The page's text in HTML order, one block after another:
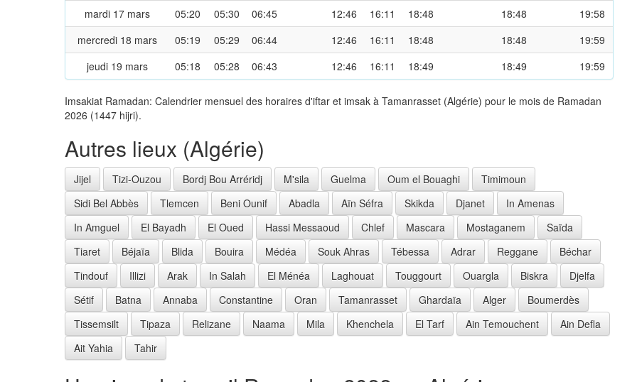
mardi 17 mars
05:20 05:30 06:45 12:46 16:11 18:48 18:48
19:58
mercredi 18 mars
05:19 05:29 06:44 12:46 16:11 18:48 18:48
19:59
jeudi 19 mars
05:18 05:28 06:43 12:46 16:11 18:49 18:49 19:59
Imsakiat Ramadan: Calendrier mensuel des horaires d'iftar et imsak à Tamanrasset (Algérie) pour le mois de Ramadan
2026 (1447 hijri).
Autres lieux (Algérie)
Jijel Tizi-Ouzou Bordj Bou Arréridj M'sila Guelma Oum el Bouaghi
Timimoun
Sidi Bel Abbès
Tlemcen Beni Ounif Abadla Aïn Séfra Skikda Djanet
In Amenas
In Amguel
El Bayadh El Oued Hassi Messaoud Chlef Mascara Mostaganem
Saïda
Tiaret
Béjaïa Blida Bouira Médéa Souk Ahras Tébessa Adrar Reggane
Béchar
Tindouf
Illizi Arak In Salah El Ménéa Laghouat Touggourt Ouargla Biskra
Djelfa
Sétif
Batna Annaba Constantine Oran Tamanrasset Ghardaïa Alger
Boumerdès
Tissemsilt
Tipaza Relizane Naama Mila Khenchela El Tarf Ain Temouchent
Ain Defla
Ait Yahia
Tahir